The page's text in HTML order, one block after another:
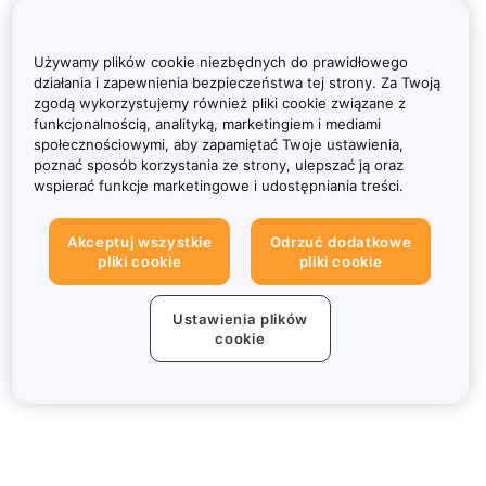
Używamy plików cookie niezbędnych do prawidłowego
działania i zapewnienia bezpieczeństwa tej strony. Za Twoją
zgodą wykorzystujemy również pliki cookie związane z
funkcjonalnością, analityką, marketingiem i mediami
społecznościowymi, aby zapamiętać Twoje ustawienia,
poznać sposób korzystania ze strony, ulepszać ją oraz
wspierać funkcje marketingowe i udostępniania treści.
Akceptuj wszystkie
pliki cookie
Odrzuć dodatkowe
pliki cookie
Ustawienia plików
cookie